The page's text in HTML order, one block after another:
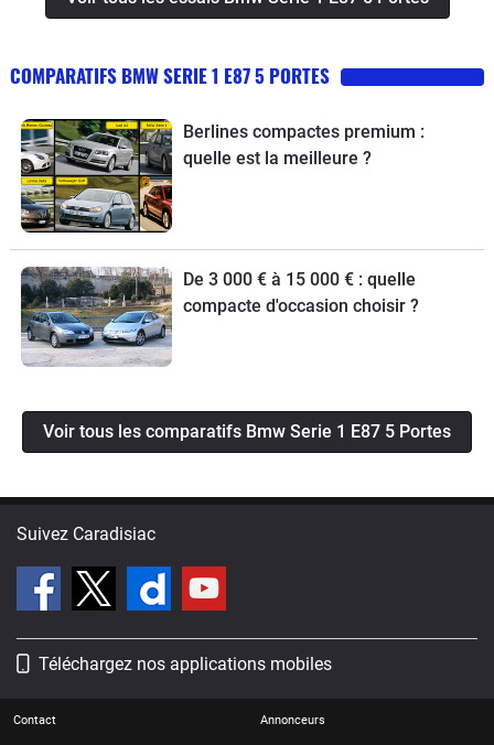
COMPARATIFS BMW SERIE 1 E87 5 PORTES
Berlines compactes premium :
quelle est la meilleure ?
De 3 000 € à 15 000 € : quelle
compacte d'occasion choisir ?
Voir tous les comparatifs Bmw Serie 1 E87 5 Portes
Suivez Caradisiac
Téléchargez nos applications mobiles
Contact Annonceurs